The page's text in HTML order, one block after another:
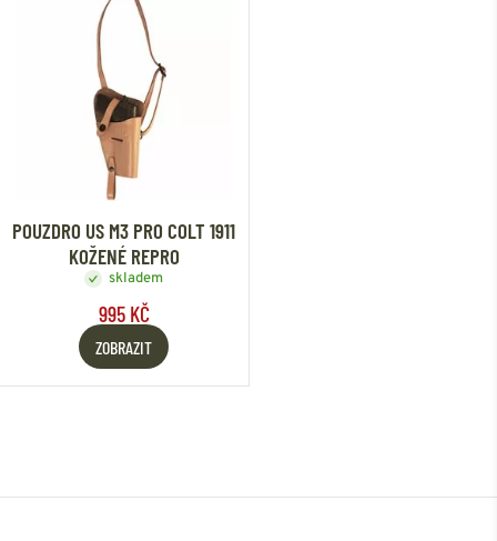
POUZDRO US M3 PRO COLT 1911
KOŽENÉ REPRO
skladem
995 KČ
ZOBRAZIT